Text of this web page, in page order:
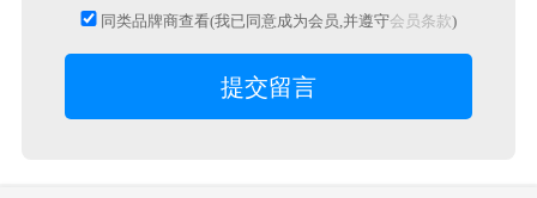
同类品牌商查看(我已同意成为会员,并遵守会员条款)